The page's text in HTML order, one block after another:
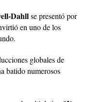
Dahllse presentó por
en uno de los
globales de
batido numerosos